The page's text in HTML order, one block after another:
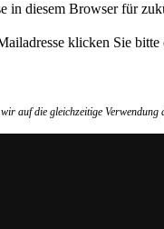
in diesem Browser für
klicken Sie
auf die gleichzeitige